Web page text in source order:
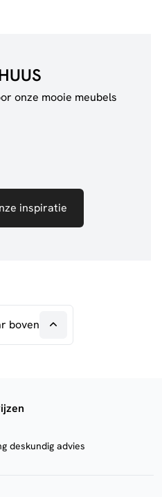
onze mooie meubels
inspiratie
boven
deskundig advies